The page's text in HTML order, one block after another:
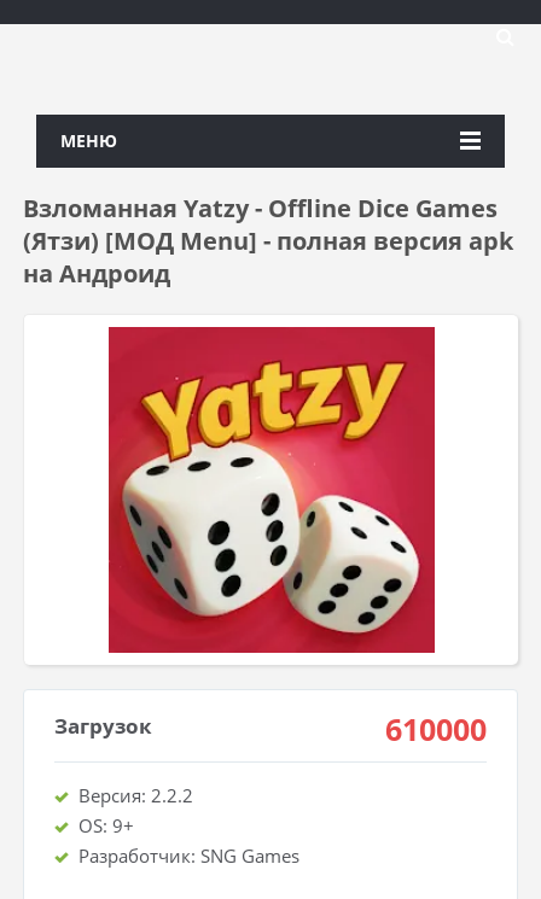
МЕНЮ
Взломанная Yatzy - Offline Dice Games
(Ятзи) [МОД Menu] - полная версия apk
на Андроид
Загрузок 610000
Версия: 2.2.2
OS: 9+
Разработчик: SNG Games